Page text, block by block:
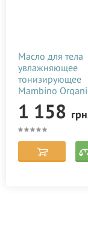
Масло для тела
увлажняющее
тонизирующее
Mambino
Toning Oil 60 мл
1 158